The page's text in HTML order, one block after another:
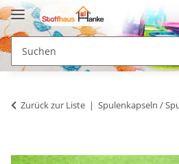
Zurück zur Liste Spulenkapseln /